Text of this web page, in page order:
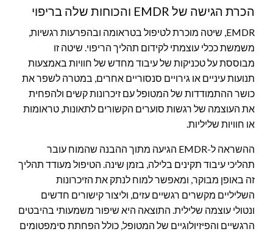
הכרת הגישה של EMDR והכוחות שלה בריפוי
EMDR, שיטה מוכרת לטיפול בטראומה ובהפרעות רגשיות,
משמשת ככלי עוצמתי לקידום תהליך הריפוי. שיטה זו
מבוססת על טכניקות של עיבוד מחדש של חוויות באמצעות
תנועות עיניים או גירויים סנסוריים אחרים, במטרה לשפר את
כושר ההתמודדות של המטופל עם זיכרונות קשים ולהפחית
את העוצמה של רגשות סוערים הקשורים לתאונות, טראומות
או חוויות שליליות.
ההשראה ל-EMDR הגיעה מתוך ההבנה שהמוח עובר
תהליכי עיבוד תקינים בלילה, בזמן שינה. הטיפול מעודד תהליך
זה באופן מבוקר, ומאפשר למוח לנתק את הזיכרונות
השליליים מקשרים רגשיים עזים, וליצור קישורים חדשים
ונטולי עוצמה שלילית. התוצאה היא שיפור משמעותי בהיבטים
הרגשיים והפיזיולוגיים של המטופל, כולל הפחתת סימפטומים